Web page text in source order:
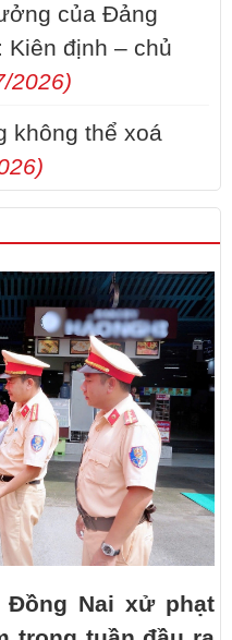
của Đảng
định – chủ
2026)
không thể xoá
Đồng Nai xử phạt